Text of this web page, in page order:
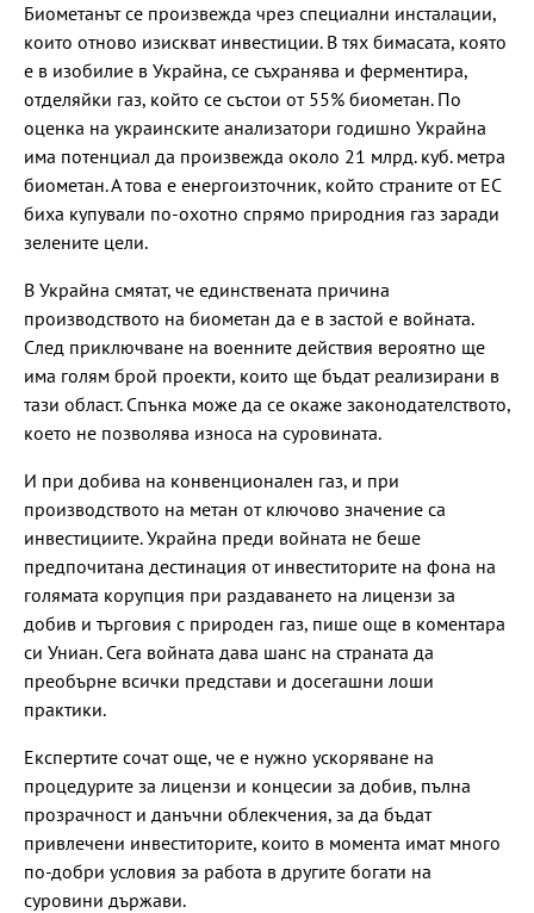
Биометанът се произвежда чрез специални инсталации,
които отново изискват инвестиции. В тях бимасата, която
е в изобилие в Украйна, се съхранява и ферментира,
отделяйки газ, който се състои от 55% биометан. По
оценка на украинските анализатори годишно Украйна
има потенциал да произвежда около 21 млрд. куб. метра
биометан. А това е енергоизточник, който страните от ЕС
биха купували по-охотно спрямо природния газ заради
зелените цели.
В Украйна смятат, че единствената причина
производството на биометан да е в застой е войната.
След приключване на военните действия вероятно ще
има голям брой проекти, които ще бъдат реализирани в
тази област. Спънка може да се окаже законодателството,
което не позволява износа на суровината.
И при добива на конвенционален газ, и при
производството на метан от ключово значение са
инвестициите. Украйна преди войната не беше
предпочитана дестинация от инвеститорите на фона на
голямата корупция при раздаването на лицензи за
добив и търговия с природен газ, пише още в коментара
си Униан. Сега войната дава шанс на страната да
преобърне всички представи и досегашни лоши
практики.
Експертите сочат още, че е нужно ускоряване на
процедурите за лицензи и концесии за добив, пълна
прозрачност и данъчни облекчения, за да бъдат
привлечени инвеститорите, които в момента имат много
по-добри условия за работа в другите богати на
суровини държави.